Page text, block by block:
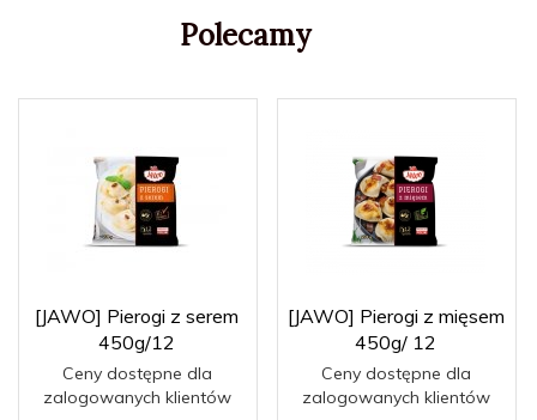
Polecamy
[JAWO] Pierogi z serem
450g/12
Ceny dostępne dla
zalogowanych klientów
[JAWO] Pierogi z mięsem
450g/ 12
Ceny dostępne dla
zalogowanych klientów